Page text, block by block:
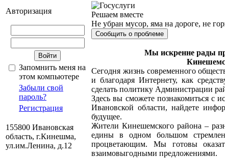
Авторизация
Запомнить меня на
этом компьютере
Забыли свой
пароль?
Регистрация
155800 Ивановская
область, г.Кинешма,
ул.им.Ленина, д.12
Решаем вместе
Не убран мусор, яма на дороге, не
Сообщить о проблеме
Мы искренне рады
Сегодня жизнь современного
и благодаря Интернету, как
сделать политику Администрации
Здесь вы сможете познакомиться с
Ивановской области, найдете
будущее.
Жители Кинешемского района –
едины в одном большом
процветающим. Мы готовы
взаимовыгодными предложениями.